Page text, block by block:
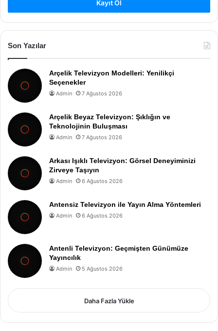
Kayıt Ol
Son Yazılar
Arçelik Televizyon Modelleri: Yenilikçi
Seçenekler
Admin 7 Ağustos 2026
Arçelik Beyaz Televizyon: Şıklığın ve
Teknolojinin Buluşması
Admin 7 Ağustos 2026
Arkası Işıklı Televizyon: Görsel Deneyiminizi
Zirveye Taşıyın
Admin 6 Ağustos 2026
Antensiz Televizyon ile Yayın Alma Yöntemleri
Admin 6 Ağustos 2026
Antenli Televizyon: Geçmişten Günümüze
Yayıncılık
Admin 5 Ağustos 2026
Daha Fazla Yükle